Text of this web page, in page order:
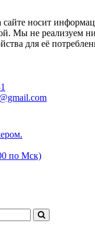
носит
Мы не реализуем
для её
по Мск)